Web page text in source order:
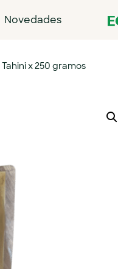
Novedades
x 250 gramos